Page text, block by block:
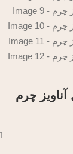
چرم